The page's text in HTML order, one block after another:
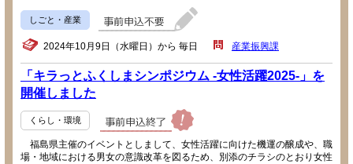
しごと・産業
2024年10月9日（水曜日）から 毎日 産業振興課
「キラっとふくしまシンポジウム -女性活躍2025-」を
開催しました
くらし・環境
福島県主催のイベントとしまして、女性活躍に向けた機運の醸成や、職
場・地域における男女の意識改革を図るため、別添のチラシのとおり女性